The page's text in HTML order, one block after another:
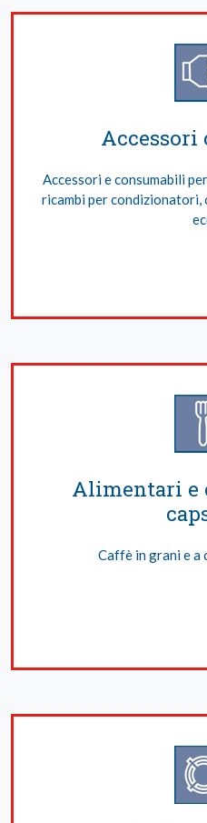
Accessori
Accessori e consumabili
ricambi per
Alimentari e
Caffè in grani e a